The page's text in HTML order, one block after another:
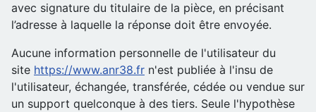
avec signature du titulaire de la pièce, en précisant
l’adresse à laquelle la réponse doit être envoyée.
Aucune information personnelle de l'utilisateur du
site https://www.anr38.fr n'est publiée à l'insu de
l'utilisateur, échangée, transférée, cédée ou vendue sur
un support quelconque à des tiers. Seule l'hypothèse